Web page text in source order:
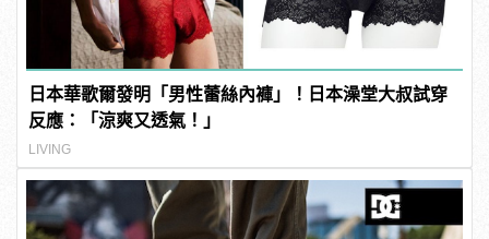
日本華歌爾發明「男性蕾絲內褲」！日本澡堂大叔試穿
反應：「涼爽又透氣！」
LIVING